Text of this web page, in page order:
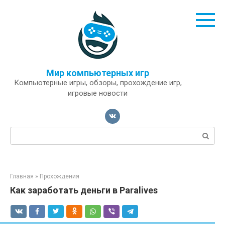
Мир компьютерных игр
Компьютерные игры, обзоры, прохождение игр,
игровые новости
Поиск:
Главная » Прохождения
Как заработать деньги в Paralives